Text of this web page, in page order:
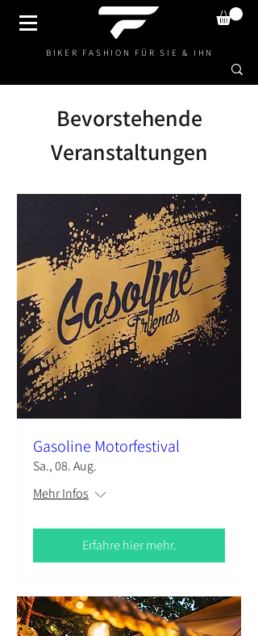
BIKER FASHION FÜR SIE & IHN
Bevorstehende
Veranstaltungen
Gasoline Motorfestival
Sa., 08. Aug.
Mehr Infos
Erfahre hier mehr.